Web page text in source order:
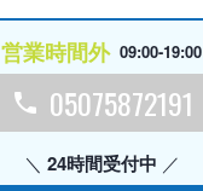
営業時間外 09:00-19:00
05075872191
24時間受付中